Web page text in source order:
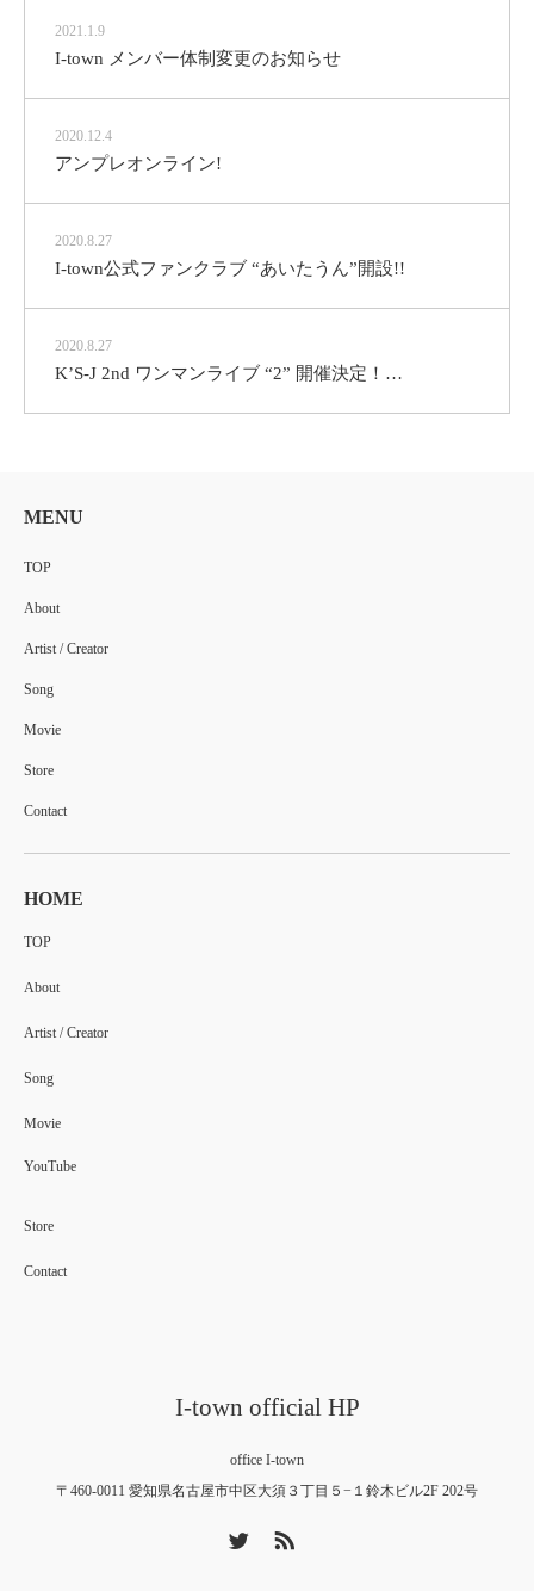
2021.1.9
I-town メンバー体制変更のお知らせ
2020.12.4
アンプレオンライン!
2020.8.27
I-town公式ファンクラブ “あいたうん”開設!!
2020.8.27
K’S-J 2nd ワンマンライブ “2” 開催決定！…
MENU
TOP
About
Artist / Creator
Song
Movie
Store
Contact
HOME
TOP
About
Artist / Creator
Song
Movie
YouTube
Store
Contact
I-town official HP
office I-town
〒460-0011 愛知県名古屋市中区大須３丁目５−１鈴木ビル2F 202号